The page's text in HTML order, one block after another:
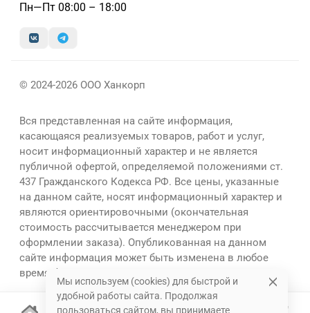
Пн—Пт 08:00 – 18:00
© 2024-2026 ООО Ханкорп
Вся представленная на сайте информация,
касающаяся реализуемых товаров, работ и услуг,
носит информационный характер и не является
публичной офертой, определяемой положениями ст.
437 Гражданского Кодекса РФ. Все цены, указанные
на данном сайте, носят информационный характер и
являются ориентировочными (окончательная
стоимость рассчитывается менеджером при
оформлении заказа). Опубликованная на данном
сайте информация может быть изменена в любое
время без предварительного уведомления.
Мы используем (cookies) для быстрой и
удобной работы сайта. Продолжая
пользоваться сайтом, вы принимаете